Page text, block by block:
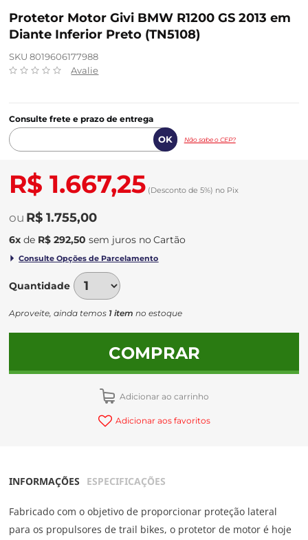
Protetor Motor Givi BMW R1200 GS 2013 em
Diante Inferior Preto (TN5108)
SKU 8019606177988
Avalie
Consulte frete e prazo de entrega
Não sabe o CEP?
R$ 1.667,25 (Desconto de 5%) no Pix
R$ 1.755,00
6x de R$ 292,50 sem juros no
Quantidade
Aproveite, ainda temos 1 item no estoque
COMPRAR
Adicionar ao carrinho
Adicionar aos favoritos
INFORMAÇÕES ESPECIFICAÇÕES
Fabricado com o objetivo de proporcionar proteção lateral
para os propulsores de trail bikes, o protetor de motor é hoje